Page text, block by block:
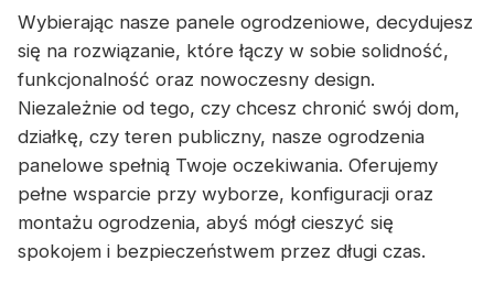
Wybierając nasze panele ogrodzeniowe, decydujesz
się na rozwiązanie, które łączy w sobie solidność,
funkcjonalność oraz nowoczesny design.
Niezależnie od tego, czy chcesz chronić swój dom,
działkę, czy teren publiczny, nasze ogrodzenia
panelowe spełnią Twoje oczekiwania. Oferujemy
pełne wsparcie przy wyborze, konfiguracji oraz
montażu ogrodzenia, abyś mógł cieszyć się
spokojem i bezpieczeństwem przez długi czas.